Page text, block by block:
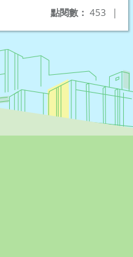
點閱數： 453 |